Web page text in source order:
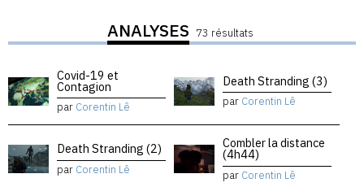
ANALYSES 73 résultats
Covid-19 et
Contagion
par Corentin Lê
Death Stranding (3)
par Corentin Lê
Death Stranding (2)
par Corentin Lê
Combler la distance
(4h44)
par Corentin Lê